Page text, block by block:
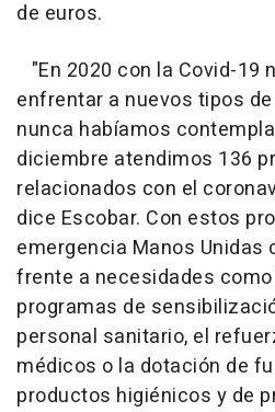
de euros.
"En 2020 con la Covid-19
enfrentar a nuevos tipos
nunca habíamos
diciembre atendimos 136
relacionados con el
dice Escobar. Con estos
emergencia Manos Unidas
frente a necesidades
programas de
personal sanitario, el
médicos o la dotación de
productos higiénicos y de